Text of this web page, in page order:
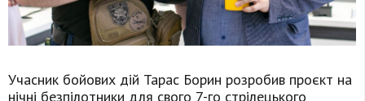
Учасник бойових дій Тарас Борин розробив проєкт на
нічні безпілотники для свого 7-го стрілецького